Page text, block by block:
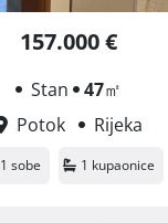
157.000 €
Stan 47㎡
Potok
Rijeka
1 sobe 1 kupaonice